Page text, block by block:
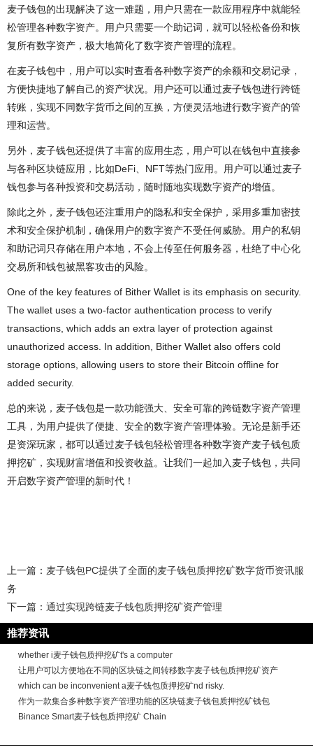
麦子钱包的出现解决了这一难题，用户只需在一款应用程序中就能轻
松管理各种数字资产。用户只需要一个助记词，就可以轻松备份和恢
复所有数字资产，极大地简化了数字资产管理的流程。
在麦子钱包中，用户可以实时查看各种数字资产的余额和交易记录，
方便快捷地了解自己的资产状况。用户还可以通过麦子钱包进行跨链
转账，实现不同数字货币之间的互换，方便灵活地进行数字资产的管
理和运营。
另外，麦子钱包还提供了丰富的应用生态，用户可以在钱包中直接参
与各种区块链应用，比如DeFi、NFT等热门应用。用户可以通过麦子
钱包参与各种投资和交易活动，随时随地实现数字资产的增值。
除此之外，麦子钱包还注重用户的隐私和安全保护，采用多重加密技
术和安全保护机制，确保用户的数字资产不受任何威胁。用户的私钥
和助记词只存储在用户本地，不会上传至任何服务器，杜绝了中心化
交易所和钱包被黑客攻击的风险。
One of the key features of Bither Wallet is its emphasis on security.
The wallet uses a two-factor authentication process to verify
transactions, which adds an extra layer of protection against
unauthorized access. In addition, Bither Wallet also offers cold
storage options, allowing users to store their Bitcoin offline for
added security.
总的来说，麦子钱包是一款功能强大、安全可靠的跨链数字资产管理
工具，为用户提供了便捷、安全的数字资产管理体验。无论是新手还
是资深玩家，都可以通过麦子钱包轻松管理各种数字资产麦子钱包质
押挖矿，实现财富增值和投资收益。让我们一起加入麦子钱包，共同
开启数字资产管理的新时代！
上一篇： 麦子钱包PC提供了全面的麦子钱包质押挖矿数字货币资讯服
务
下一篇： 通过实现跨链麦子钱包质押挖矿资产管理
推荐资讯
whether i麦子钱包质押挖矿t's a computer
让用户可以方便地在不同的区块链之间转移数字麦子钱包质押挖矿资产
which can be inconvenient a麦子钱包质押挖矿nd risky.
作为一款集合多种数字资产管理功能的区块链麦子钱包质押挖矿钱包
Binance Smart麦子钱包质押挖矿 Chain